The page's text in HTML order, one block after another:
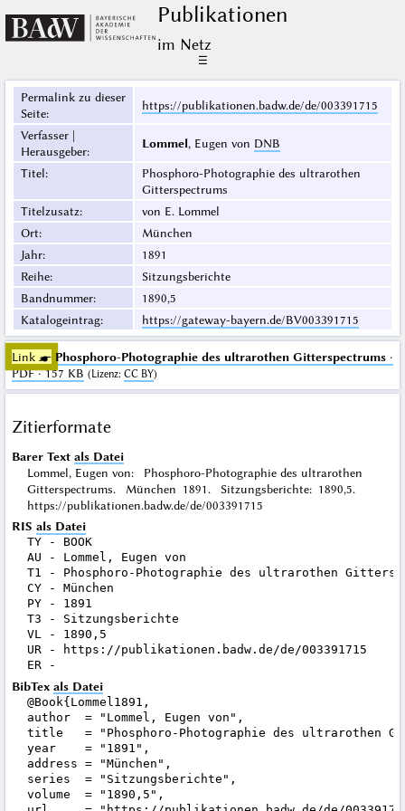
Publikationen
im Netz
☰
Permalink zu dieser
Seite:
https://publikationen.badw.de/de/003391715
Verfasser |
Herausgeber:
Lommel, Eugen von DNB
Titel:
Phosphoro-Photographie des ultrarothen
Gitterspectrums
Titelzusatz:
von E. Lommel
Ort:
München
Jahr:
1891
Reihe:
Sitzungsberichte
Bandnummer:
1890,5
Katalogeintrag: https://gateway-bayern.de/BV003391715
Link ☛ Phosphoro-Photographie des ultrarothen Gitterspectrums·
PDF · 157 KB (Lizenz: CC BY)
Zitierformate
Barer Text als Datei
Lommel, Eugen von: Phosphoro-Photographie des ultrarothen
Gitterspectrums. München 1891. Sitzungsberichte: 1890,5.
https://publikationen.badw.de/de/003391715
RIS als Datei
TY - BOOK
AU - Lommel, Eugen von
T1 - Phosphoro-Photographie des ultrarothen
CY - München
PY - 1891
T3 - Sitzungsberichte
VL - 1890,5
UR - https://publikationen.badw.de/de/003391715
BibTex als Datei
@Book{Lommel1891,
author  = "Lommel, Eugen von",
title   = "Phosphoro-Photographie des ultrarothen
year    = "1891",
address = "München",
series  = "Sitzungsberichte",
volume  = "1890,5",